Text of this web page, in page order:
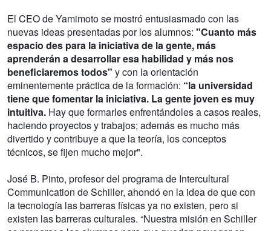
El CEO de Yamimoto se mostró entusiasmado con las
nuevas ideas presentadas por los alumnos: "Cuanto más
espacio des para la iniciativa de la gente, más
aprenderán a desarrollar esa habilidad y más nos
beneficiaremos todos" y con la orientación
eminentemente práctica de la formación: “la universidad
tiene que fomentar la iniciativa. La gente joven es muy
intuitiva. Hay que formarles enfrentándoles a casos reales,
haciendo proyectos y trabajos; además es mucho más
divertido y contribuye a que la teoría, los conceptos
técnicos, se fijen mucho mejor".
José B. Pinto, profesor del programa de Intercultural
Communication de Schiller, ahondó en la idea de que con
la tecnología las barreras físicas ya no existen, pero si
existen las barreras culturales. “Nuestra misión en Schiller